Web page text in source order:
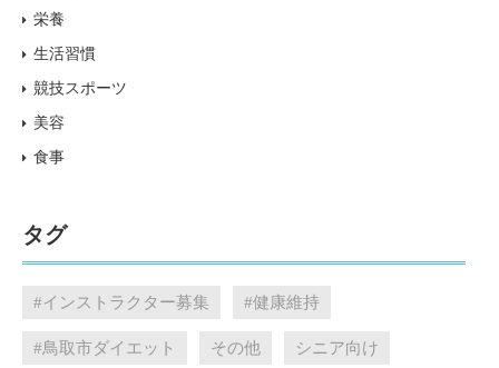
栄養
生活習慣
競技スポーツ
美容
食事
タグ
#インストラクター募集 #健康維持
#鳥取市ダイエット その他 シニア向け